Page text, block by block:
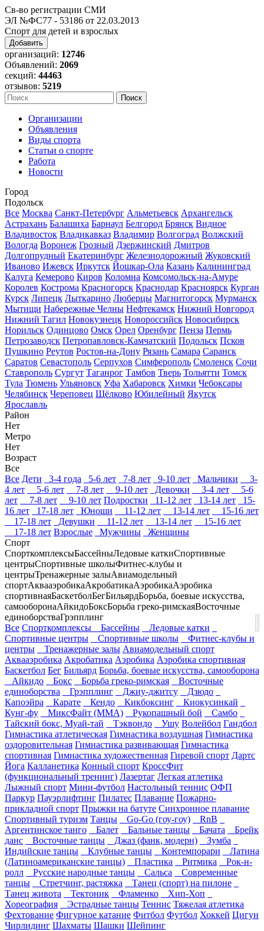
Св-во регистрации СМИ
ЭЛ №ФС77 - 53186 от 22.03.2013
Спорт для детей и взрослых
Добавить
организаций: 12746
Объявлений: 2069
секций: 44463
отзывов: 5219
Организации
Объявления
Виды спорта
Статьи о спорте
Работа
Новости
Город
Подольск
Все Москва Санкт-Петербург Альметьевск Архангельск
Астрахань Балашиха Барнаул Белгород Брянск Видное
Владивосток Владикавказ Владимир Волгоград Волжский
Вологда Воронеж Грозный Дзержинский Дмитров
Долгопрудный Екатеринбург Железнодорожный Жуковский
Иваново Ижевск Иркутск Йошкар-Ола Казань Калининград
Калуга Кемерово Киров Коломна Комсомольск-на-Амуре
Королев Кострома Красногорск Краснодар Красноярск Курган
Курск Липецк Лыткарино Люберцы Магнитогорск Мурманск
Мытищи Набережные Челны Нефтекамск Нижний Новгород
Нижний Тагил Новокузнецк Новороссийск Новосибирск
Норильск Одинцово Омск Орел Оренбург Пенза Пермь
Петрозаводск Петропавловск-Камчатский Подольск Псков
Пушкино Реутов Ростов-на-Дону Рязань Самара Саранск
Саратов Севастополь Серпухов Симферополь Смоленск Сочи
Ставрополь Сургут Таганрог Тамбов Тверь Тольятти Томск
Тула Тюмень Ульяновск Уфа Хабаровск Химки Чебоксары
Челябинск Череповец Щёлково Юбилейный Якутск
Ярославль
Район
Нет
Метро
Нет
Возраст
Все
Все Дети 3-4 года 5-6 лет 7-8 лет 9-10 лет Мальчики
3-
4 лет
5-6 лет 7-8 лет 9-10 лет Девочки 3-4 лет
5-6
лет
7-8 лет 9-10 лет Подростки 11-12 лет 13-14 лет
15-
16 лет
17-18 лет Юноши 11-12 лет 13-14 лет
15-16 лет
17-18 лет
Девушки 11-12 лет 13-14 лет
15-16 лет
17-18 лет Взрослые Мужчины
Женщины
Спорт
СпорткомплексыБассейныЛедовые каткиСпортивные
центрыСпортивные школыФитнес-клубы и
центрыТренажерные залыАвиамодельный
спортАквааэробикаАкробатикаАэробикаАэробика
спортивнаяБаскетболБегБильярдБорьба, боевые искусства,
самооборонаАйкидоБоксБорьба греко-римскаяВосточные
единоборстваГрэпплинг
Все Спорткомплексы Бассейны
Ледовые катки
Спортивные центры
Спортивные школы
Фитнес-клубы и
центры
Тренажерные залы Авиамодельный спорт
Аквааэробика Акробатика Аэробика Аэробика спортивная
Баскетбол Бег Бильярд Борьба, боевые искусства, самооборона
Айкидо
Бокс Борьба греко-римская
Восточные
единоборства
Грэпплинг Джиу-джитсу
Дзюдо
Капоэйра
Карате Кендо Кикбоксинг
Киокусинкай
Кунг-фу
МиксФайт (ММА) Рукопашный бой
Самбо
Тайский бокс, Муай-тай
Тэквондо Ушу Волейбол Гандбол
Гимнастика атлетическая Гимнастика воздушная Гимнастика
оздоровительная Гимнастика развивающая Гимнастика
спортивная Гимнастика художественная Гиревой спорт Дартс
Йога Калланетика Конный спорт КроссФит
(функциональный тренинг) Лазертаг Легкая атлетика
Лыжный спорт Мини-футбол Настольный теннис ОФП
Паркур Пауэрлифтинг Пилатес Плавание Пожарно-
прикладной спорт Прыжки на батуте Синхронное плавание
Спортивный туризм Танцы Go-Go (гоу-гоу)
RnB
Аргентинское танго
Балет Бальные танцы Бачата
Брейк
данс
Восточные танцы Джаз (фанк, модерн)
Зумба
Индийские танцы
Клубные танцы Контемпорари
Латина
(Латиноамериканские танцы)
Пластика Ритмика
Рок-н-
ролл
Русские народные танцы Сальса
Современные
танцы
Стретчинг, растяжка
Танец (спорт) на пилоне
Танец живота
Тектоник Фламенко
Хип-Хоп
Хореография
Эстрадные танцы Теннис Тяжелая атлетика
Фехтование Фигурное катание Фитбол Футбол Хоккей Цигун
Чирлидинг Шахматы Шашки Шейпинг